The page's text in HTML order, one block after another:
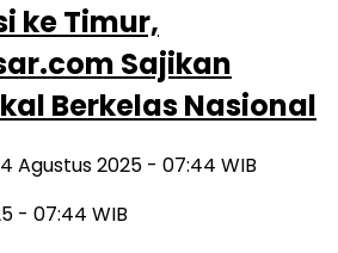
ke Timur,
Sajikan
Berkelas Nasional
Agustus 2025 - 07:44 WIB
- 07:44 WIB